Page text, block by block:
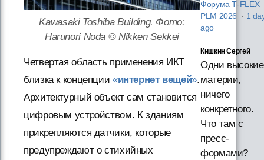
Kawasaki Toshiba Building. Фото:
Harunori Noda © Nikken Sekkei
Четвертая область применения ИКТ
близка к концепции «интернет вещей».
Архитектурный объект сам становится
цифровым устройством. К зданиям
прикрепляются датчики, которые
предупреждают о стихийных
Форума T‑FLEX
PLM 2026 · 1
ago
Кишкин Сергей
Одни высокие
материи,
ничего
конкретного.
Что там с
пресс-
формами?